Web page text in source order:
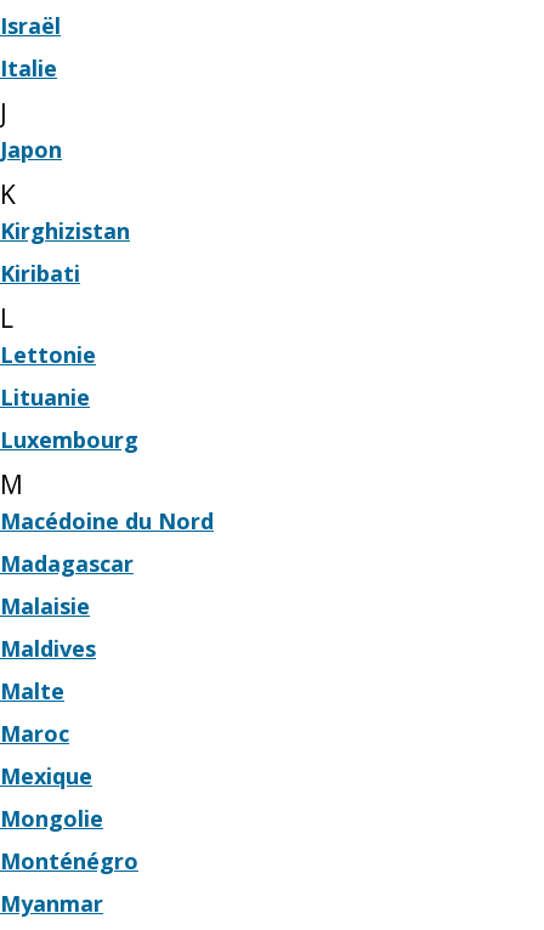
Israël
Italie
J
Japon
K
Kirghizistan
Kiribati
L
Lettonie
Lituanie
Luxembourg
M
Macédoine du Nord
Madagascar
Malaisie
Maldives
Malte
Maroc
Mexique
Mongolie
Monténégro
Myanmar